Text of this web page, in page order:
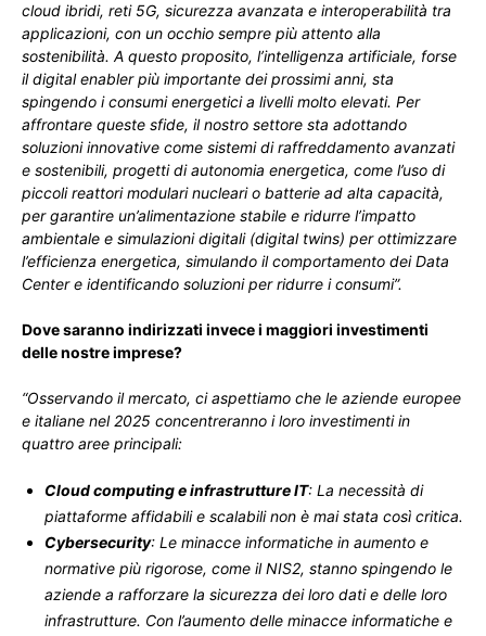
cloud ibridi, reti 5G, sicurezza avanzata e interoperabilità tra
applicazioni, con un occhio sempre più attento alla
sostenibilità. A questo proposito, l’intelligenza artificiale, forse
il digital enabler più importante dei prossimi anni, sta
spingendo i consumi energetici a livelli molto elevati. Per
affrontare queste sfide, il nostro settore sta adottando
soluzioni innovative come sistemi di raffreddamento avanzati
e sostenibili, progetti di autonomia energetica, come l’uso di
piccoli reattori modulari nucleari o batterie ad alta capacità,
per garantire un’alimentazione stabile e ridurre l’impatto
ambientale e simulazioni digitali (digital twins) per ottimizzare
l’efficienza energetica, simulando il comportamento dei Data
Center e identificando soluzioni per ridurre i consumi”.
Dove saranno indirizzati invece i maggiori investimenti
delle nostre imprese?
“Osservando il mercato, ci aspettiamo che le aziende europee
e italiane nel 2025 concentreranno i loro investimenti in
quattro aree principali:
Cloud computing e infrastrutture IT: La necessità di
piattaforme affidabili e scalabili non è mai stata così critica.
Cybersecurity: Le minacce informatiche in aumento e
normative più rigorose, come il NIS2, stanno spingendo le
aziende a rafforzare la sicurezza dei loro dati e delle loro
infrastrutture. Con l’aumento delle minacce informatiche e